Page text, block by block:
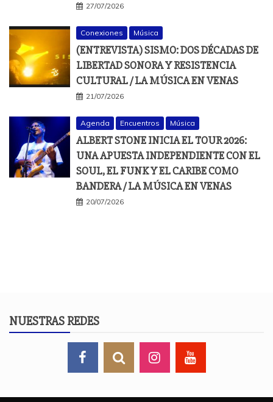
27/07/2026
Conexiones Música
(ENTREVISTA) SISMO: DOS DÉCADAS DE
LIBERTAD SONORA Y RESISTENCIA
CULTURAL / LA MÚSICA EN VENAS
21/07/2026
Agenda Encuentros Música
ALBERT STONE INICIA EL TOUR 2026:
UNA APUESTA INDEPENDIENTE CON EL
SOUL, EL FUNK Y EL CARIBE COMO
BANDERA / LA MÚSICA EN VENAS
20/07/2026
NUESTRAS REDES